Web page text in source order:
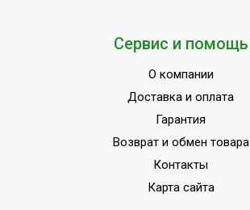
Сервис и помощь
О компании
Доставка и оплата
Гарантия
Возврат и обмен товара
Контакты
Карта сайта